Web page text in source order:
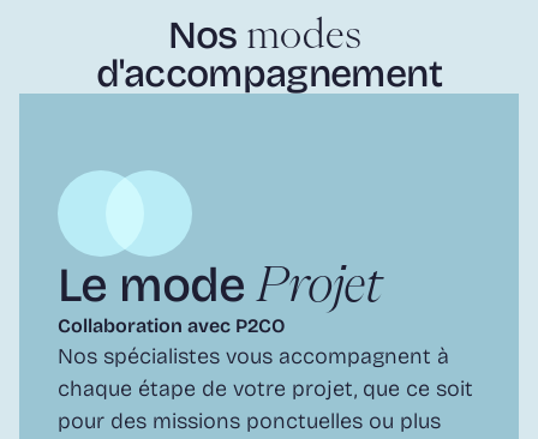
Nos modes
d'accompagnement
Le mode Projet
Collaboration avec P2CO
Nos spécialistes vous accompagnent à
chaque étape de votre projet, que ce soit
pour des missions ponctuelles ou plus